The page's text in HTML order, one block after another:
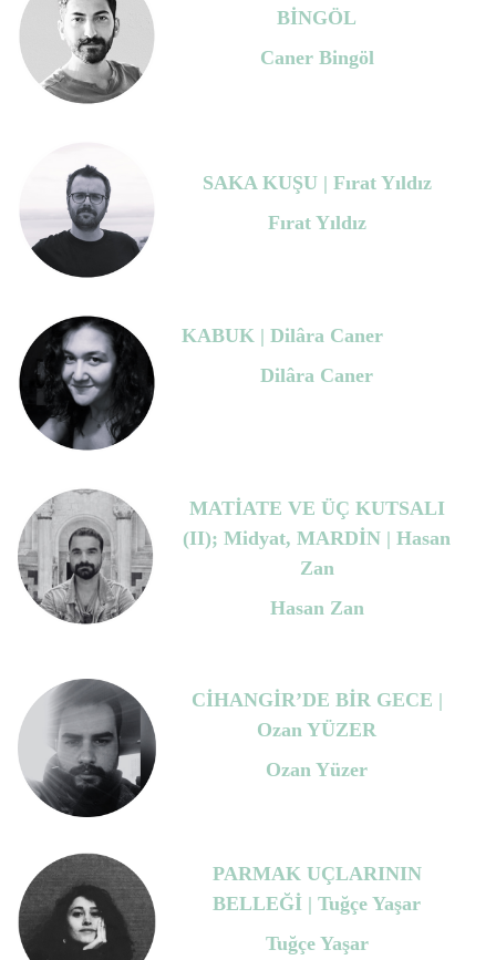
BİNGÖL
Caner Bingöl
SAKA KUŞU | Fırat Yıldız
Fırat Yıldız
KABUK | Dilâra Caner
Dilâra Caner
MATİATE VE ÜÇ KUTSALI
(II); Midyat, MARDİN | Hasan
Zan
Hasan Zan
CİHANGİR’DE BİR GECE |
Ozan YÜZER
Ozan Yüzer
PARMAK UÇLARININ
BELLEĞİ | Tuğçe Yaşar
Tuğçe Yaşar